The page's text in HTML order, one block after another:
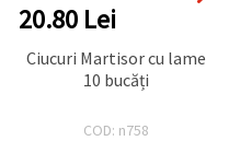
20.80 Lei
Ciucuri Martisor cu lame
10 bucăți
COD: n758